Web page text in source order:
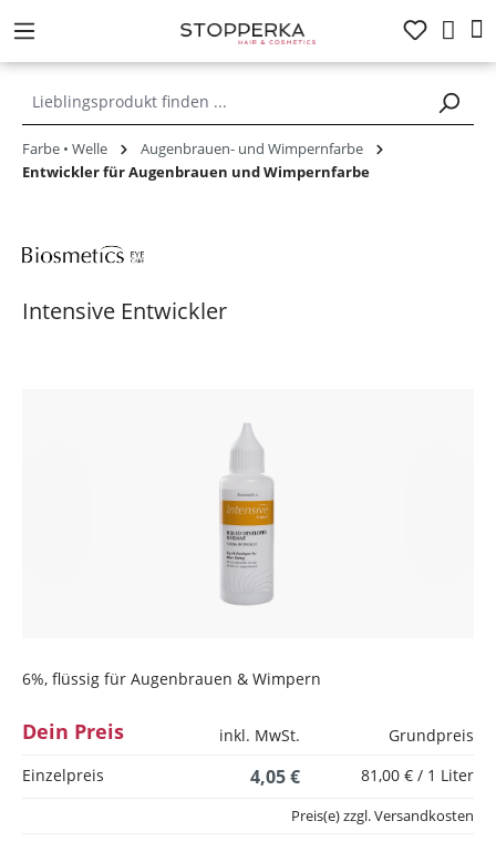
springen
Farbe • Welle
Augenbrauen- und Wimpernfarbe
Entwickler für Augenbrauen und Wimpernfarbe
Intensive Entwickler
6%, flüssig für Augenbrauen & Wimpern
Dein Preis inkl. MwSt.
Grundpreis
Einzelpreis
4,05 € 81,00 € / 1 Liter
Preis(e) zzgl. Versandkosten